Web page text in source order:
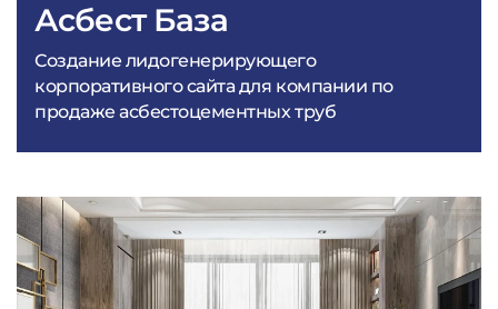
Асбест База
Создание лидогенерирующего
корпоративного сайта для компании по
продаже асбестоцементных труб